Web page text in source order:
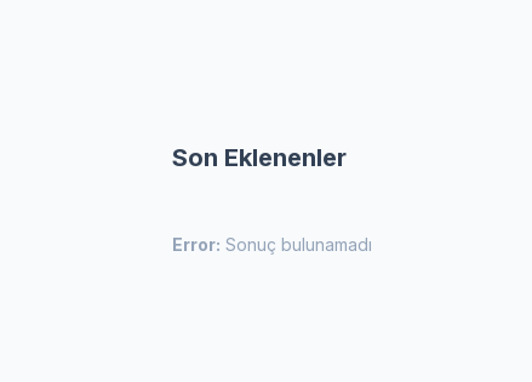
Son Eklenenler
Error: Sonuç bulunamadı